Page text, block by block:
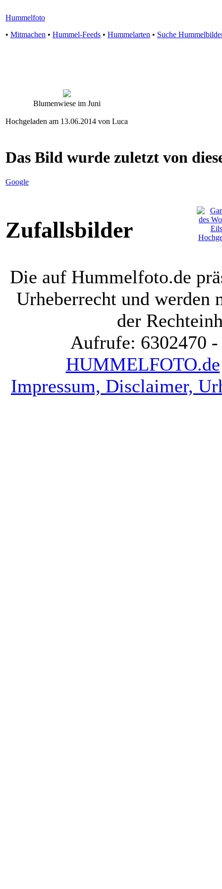
Hummelfoto
• Mitmachen • Hummel-Feeds • Hummelarten • Suche
Blumenwiese im Juni
Hochgeladen am 13.06.2014 von Luca
Das Bild wurde zuletzt von
Google
Zufallsbilder
Die auf Hummelfoto.de
Urheberrecht und werden
der
Aufrufe: 6302470
HUMMELFOTO.de
Impressum, Disclaimer,